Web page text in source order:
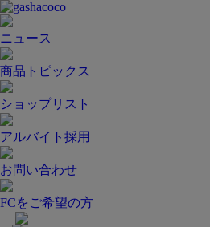
ニュース
商品トピックス
ショップリスト
アルバイト採用
お問い合わせ
FCをご希望の方